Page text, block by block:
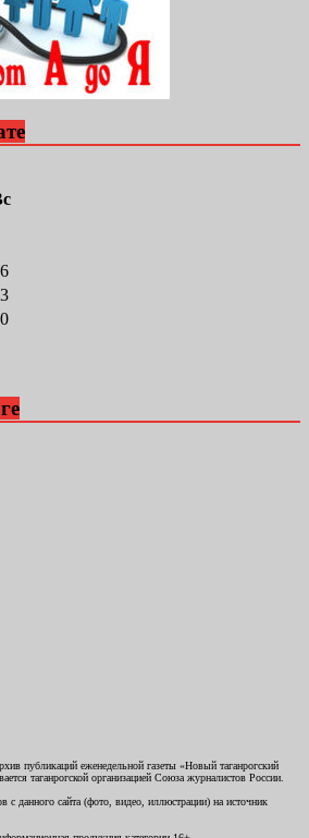
публикаций еженедельной газеты «Новый таганрогский
таганрогской организацией Союза журналистов России.
с данного сайта (фото, видео, иллюстрации) на источник